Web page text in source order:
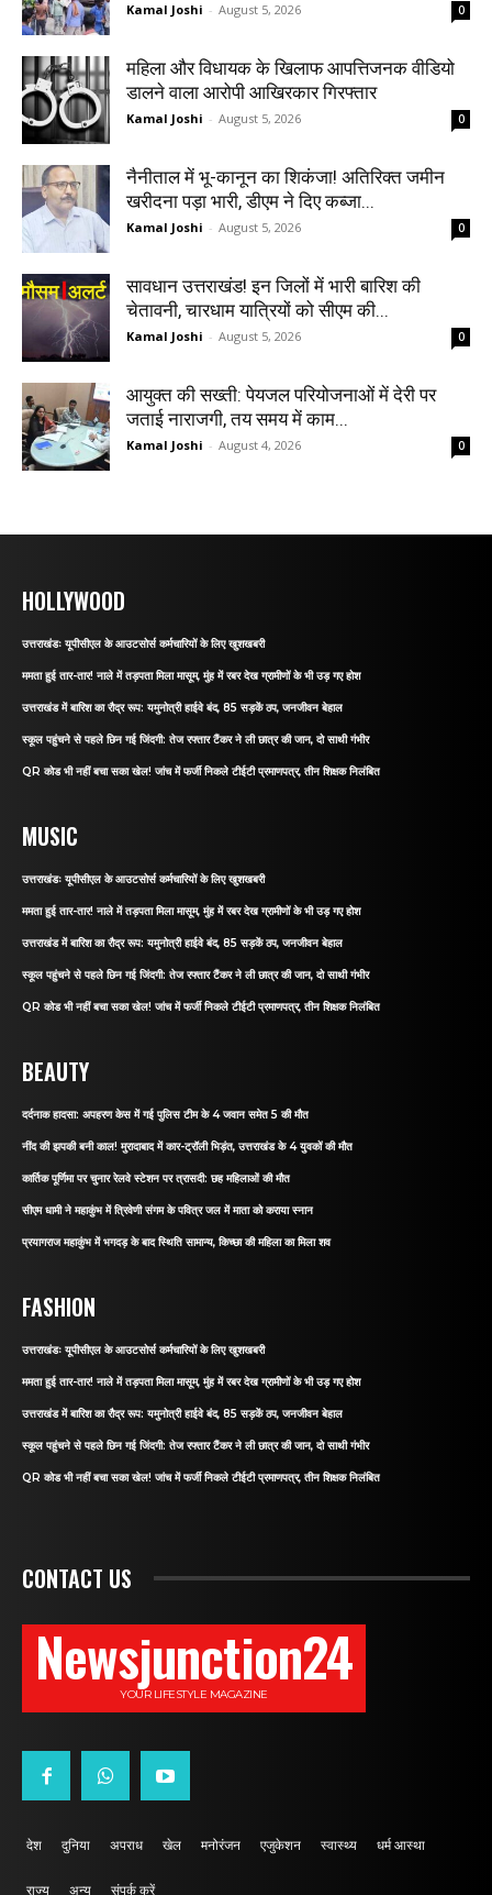
Kamal Joshi - August 5, 2026 0
महिला और विधायक के खिलाफ आपत्तिजनक वीडियो
डालने वाला आरोपी आखिरकार गिरफ्तार
Kamal Joshi - August 5, 2026 0
नैनीताल में भू-कानून का शिकंजा! अतिरिक्त जमीन
खरीदना पड़ा भारी, डीएम ने दिए कब्जा...
Kamal Joshi - August 5, 2026 0
सावधान उत्तराखंड! इन जिलों में भारी बारिश की
चेतावनी, चारधाम यात्रियों को सीएम की...
Kamal Joshi - August 5, 2026 0
आयुक्त की सख्ती: पेयजल परियोजनाओं में देरी पर
जताई नाराजगी, तय समय में काम...
Kamal Joshi - August 4, 2026 0
HOLLYWOOD
उत्तराखंडः यूपीसीएल के आउटसोर्स कर्मचारियों के लिए खुशखबरी
ममता हुई तार-तार! नाले में तड़पता मिला मासूम, मुंह में रबर देख ग्रामीणों के भी उड़ गए होश
उत्तराखंड में बारिश का रौद्र रूप: यमुनोत्री हाईवे बंद, 85 सड़कें ठप, जनजीवन बेहाल
स्कूल पहुंचने से पहले छिन गई जिंदगी: तेज रफ्तार टैंकर ने ली छात्र की जान, दो साथी गंभीर
QR कोड भी नहीं बचा सका खेल! जांच में फर्जी निकले टीईटी प्रमाणपत्र, तीन शिक्षक निलंबित
MUSIC
उत्तराखंडः यूपीसीएल के आउटसोर्स कर्मचारियों के लिए खुशखबरी
ममता हुई तार-तार! नाले में तड़पता मिला मासूम, मुंह में रबर देख ग्रामीणों के भी उड़ गए होश
उत्तराखंड में बारिश का रौद्र रूप: यमुनोत्री हाईवे बंद, 85 सड़कें ठप, जनजीवन बेहाल
स्कूल पहुंचने से पहले छिन गई जिंदगी: तेज रफ्तार टैंकर ने ली छात्र की जान, दो साथी गंभीर
QR कोड भी नहीं बचा सका खेल! जांच में फर्जी निकले टीईटी प्रमाणपत्र, तीन शिक्षक निलंबित
BEAUTY
दर्दनाक हादसा: अपहरण केस में गई पुलिस टीम के 4 जवान समेत 5 की मौत
नींद की झपकी बनी काल! मुरादाबाद में कार-ट्रॉली भिड़ंत, उत्तराखंड के 4 युवकों की मौत
कार्तिक पूर्णिमा पर चुनार रेलवे स्टेशन पर त्रासदी: छह महिलाओं की मौत
सीएम धामी ने महाकुंभ में त्रिवेणी संगम के पवित्र जल में माता को कराया स्नान
प्रयागराज महाकुंभ में भगदड़ के बाद स्थिति सामान्य, किच्छा की महिला का मिला शव
FASHION
उत्तराखंडः यूपीसीएल के आउटसोर्स कर्मचारियों के लिए खुशखबरी
ममता हुई तार-तार! नाले में तड़पता मिला मासूम, मुंह में रबर देख ग्रामीणों के भी उड़ गए होश
उत्तराखंड में बारिश का रौद्र रूप: यमुनोत्री हाईवे बंद, 85 सड़कें ठप, जनजीवन बेहाल
स्कूल पहुंचने से पहले छिन गई जिंदगी: तेज रफ्तार टैंकर ने ली छात्र की जान, दो साथी गंभीर
QR कोड भी नहीं बचा सका खेल! जांच में फर्जी निकले टीईटी प्रमाणपत्र, तीन शिक्षक निलंबित
CONTACT US
Newsjunction24
YOUR LIFESTYLE MAGAZINE
देश दुनिया अपराध खेल मनोरंजन एजुकेशन स्वास्थ्य धर्म आस्था
राज्य अन्य संपर्क करें